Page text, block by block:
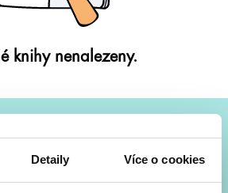
Detaily Více o cookies
knihy nenalezeny.
každý měsíc rovnou do mailu!